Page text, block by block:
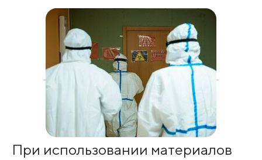
При использовании материалов